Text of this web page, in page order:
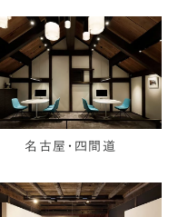
名古屋・四間道